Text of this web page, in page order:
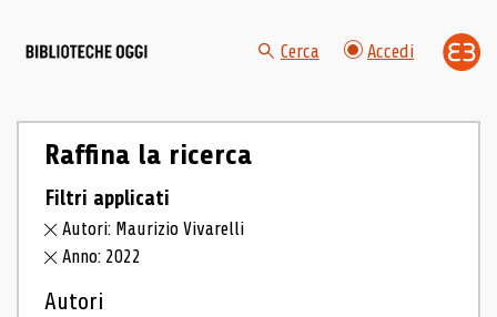
Cerca Accedi
Raffina la ricerca
Filtri applicati
Autori: Maurizio Vivarelli
Anno: 2022
Autori